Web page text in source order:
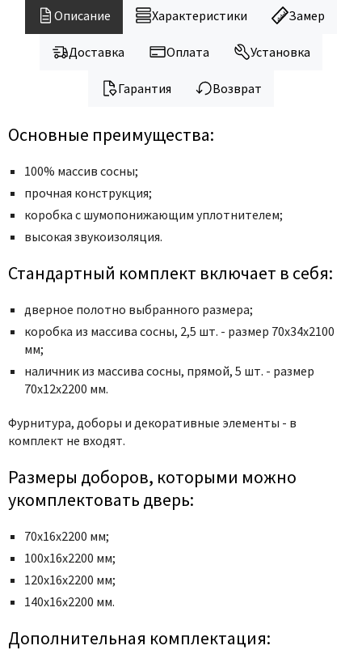
Line Doors
Morelli
Ofram
Optima Porte
Oro - Oro
Philips
Porte Vista
Portika
Poseidon
Profil Doors
Protector
STR
Torex
Tupai
Uberture
Valcomp
Venezia Unique
Verum
Описание Характеристики Замер
Доставка Оплата Установка
Гарантия Возврат
Основные преимущества:
100% массив сосны;
прочная конструкция;
коробка с шумопонижающим уплотнителем;
высокая звукоизоляция.
Стандартный комплект включает в себя:
дверное полотно выбранного размера;
коробка из массива сосны, 2,5 шт. - размер 70x34x2100
мм;
наличник из массива сосны, прямой, 5 шт. - размер
70x12x2200 мм.
Фурнитура, доборы и декоративные элементы - в
комплект не входят.
Размеры доборов, которыми можно
укомплектовать дверь:
70х16х2200 мм;
100х16х2200 мм;
120х16х2200 мм;
140х16х2200 мм.
Дополнительная комплектация: